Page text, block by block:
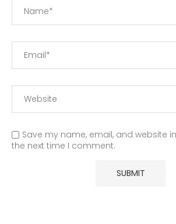
Save my name, email, and website
the next time I comment.